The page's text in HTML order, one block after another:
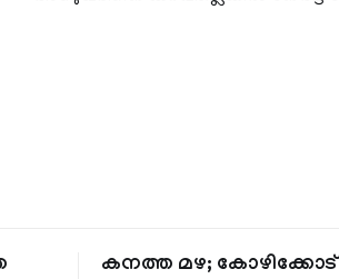
കനത്ത മഴ; കോഴിക്കോട്